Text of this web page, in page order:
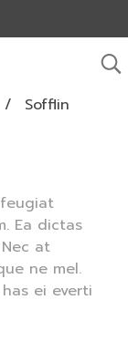
Sofflin
Ea dictas
at
ne mel.
ei everti